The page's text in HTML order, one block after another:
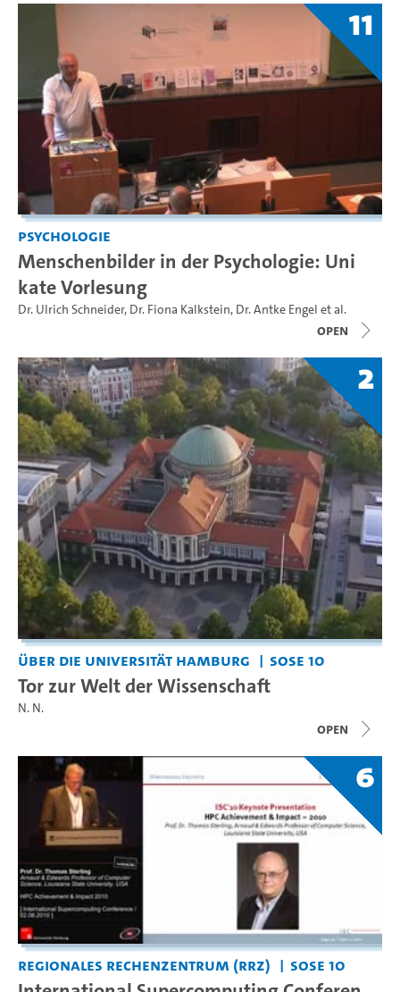
11
Psychologie
Menschenbilder in der Psychologie: Uni
kate Vorlesung
Dr. Ulrich Schneider, Dr. Fiona Kalkstein, Dr. Antke Engel et al.
open
2
Über die Universität Hamburg SoSe 10
Tor zur Welt der Wissenschaft
N. N.
open
6
Regionales Rechenzentrum (RRZ) SoSe 10